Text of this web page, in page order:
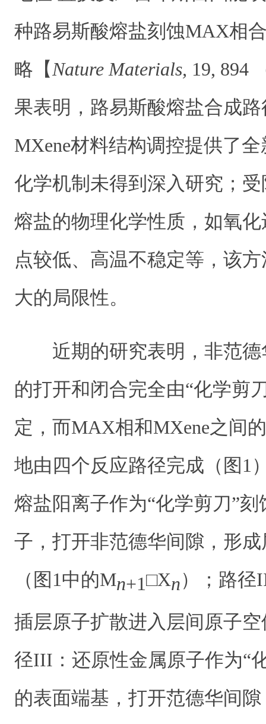
种路易斯酸熔盐刻蚀MAX相
略【Nature Materials, 19, 894
果表明，路易斯酸熔盐合成
MXene材料结构调控提供了
化学机制未得到深入研究；
熔盐的物理化学性质，如氧
点较低、高温不稳定等，该
大的局限性。
近期的研究表明，非范
的打开和闭合完全由“化学剪
定，而MAX相和MXene之间
地由四个反应路径完成（图1
熔盐阳离子作为“化学剪刀”
子，打开非范德华间隙，形
（图1中的Mn+1□Xn）；路径
插层原子扩散进入层间原子
径III：还原性金属原子作为“
的表面端基，打开范德华间